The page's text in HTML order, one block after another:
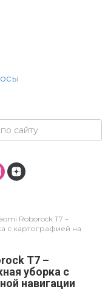
Roborock T7 –
с картографией на
T7 –
уборка с
навигации